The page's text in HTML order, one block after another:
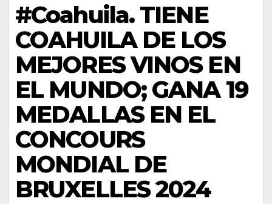
#Coahuila. TIENE
COAHUILA DE LOS
MEJORES VINOS EN
EL MUNDO; GANA 19
MEDALLAS EN EL
CONCOURS
MONDIAL DE
BRUXELLES 2024